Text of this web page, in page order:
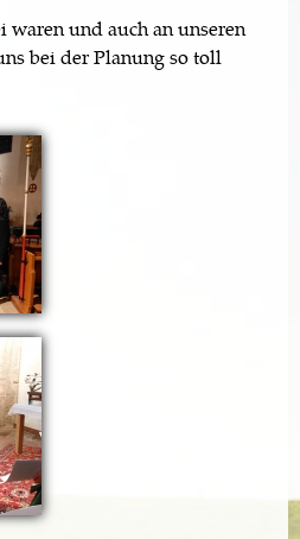
und auch an unseren
bei der Planung so toll